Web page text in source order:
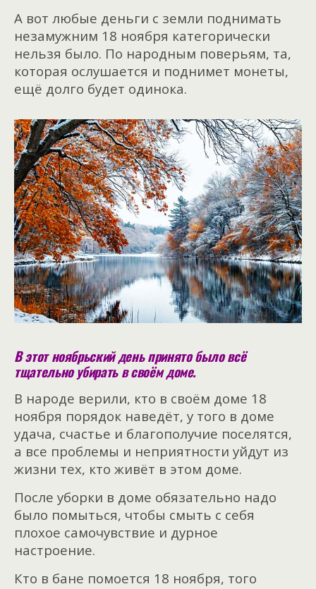
А вот любые деньги с земли поднимать
незамужним 18 ноября категорически
нельзя было. По народным поверьям, та,
которая ослушается и поднимет монеты,
ещё долго будет одинока.
В этот ноябрьский день принято было всё
тщательно убирать в своём доме.
В народе верили, кто в своём доме 18
ноября порядок наведёт, у того в доме
удача, счастье и благополучие поселятся,
а все проблемы и неприятности уйдут из
жизни тех, кто живёт в этом доме.
После уборки в доме обязательно надо
было помыться, чтобы смыть с себя
плохое самочувствие и дурное
настроение.
Кто в бане помоется 18 ноября, того